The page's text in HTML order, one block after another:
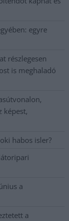
egyre
részlegesen
is meghaladó
képest,
habos isler?
a
a